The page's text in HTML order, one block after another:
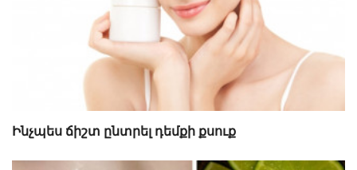
Ինչպես ճիշտ ընտրել դեմքի քսուք